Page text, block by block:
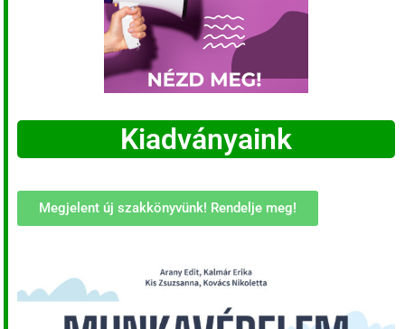
Kiadványaink
Megjelent új szakkönyvünk! Rendelje meg!